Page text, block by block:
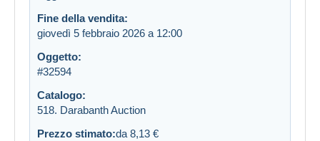
Fine della vendita:
giovedì 5 febbraio 2026 a 12:00
Oggetto:
#32594
Catalogo:
518. Darabanth Auction
Prezzo stimato:da 8,13 €